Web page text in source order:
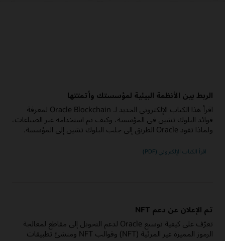
الربط بين الأنظمة البيئية لمؤسستك وأتمتتها
اقرأ هذا الكتاب الإلكتروني الجديد لـ Oracle Blockchain لمعرفة
فوائد البلوك تشين في المؤسسة، وكيف تم استخدامه عبر الصناعات،
ولماذا تقود Oracle الطريق إلى جلب البلوك تشين إلى المؤسسة.
اقرأ الكتاب الإلكتروني (PDF)
تم الإعلان عن دعم NFT
تعرّف على كيفية توسيع Oracle لدعم التحويل إلى مقاطع لمعالجة
الرموز المميزة غير المرئية (NFT) وقوالب NFT ومنشئ تطبيقات